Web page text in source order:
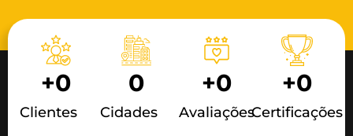
Clientes
+0
Cidades
0
Avaliações
+0
Certificações
+0